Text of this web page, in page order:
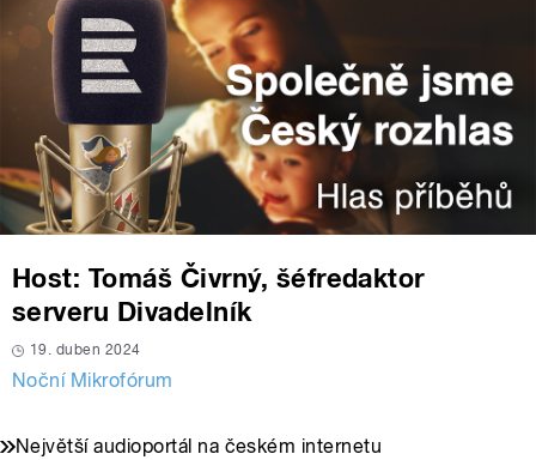
Host: Tomáš Čivrný, šéfredaktor
serveru Divadelník
19. duben 2024
Noční Mikrofórum
Největší audioportál na českém internetu